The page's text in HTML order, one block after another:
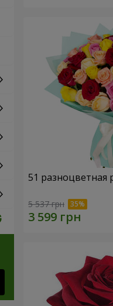
51 разноцветная
5 537 грн